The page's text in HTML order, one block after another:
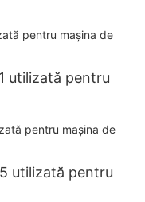
utilizată pentru
utilizată pentru